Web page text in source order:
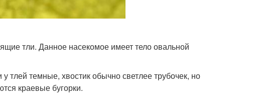
тли. Данное насекомое имеет тело овальной
тлей темные, хвостик обычно светлее трубочек, но
краевые бугорки.